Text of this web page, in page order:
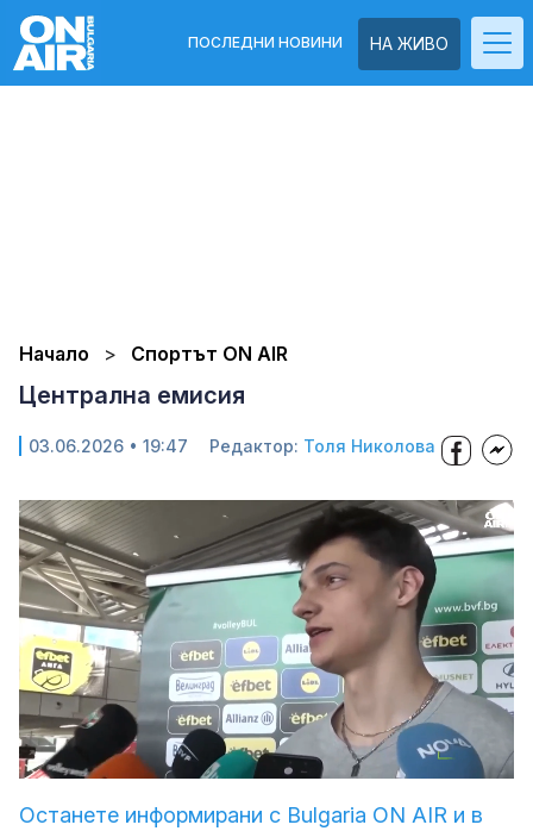
НА ЖИВО
ПОСЛЕДНИ НОВИНИ
Начало Спортът ON AIR
Централна емисия
03.06.2026 • 19:47 Редактор: Толя Николова
Unmute Loaded:
16.55%
Останете информирани с Bulgaria ON AIR и в